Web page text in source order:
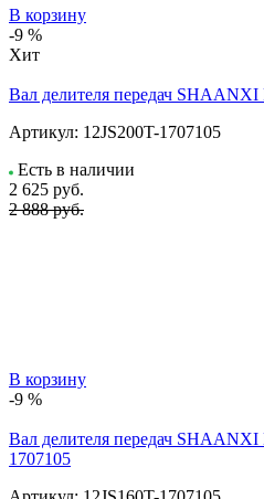
В корзину
-9 %
Хит
Вал делителя передач SHAANXI
Артикул: 12JS200T-1707105
Есть в наличии
2 625 руб.
2 888 руб.
В корзину
-9 %
Вал делителя передач
1707105